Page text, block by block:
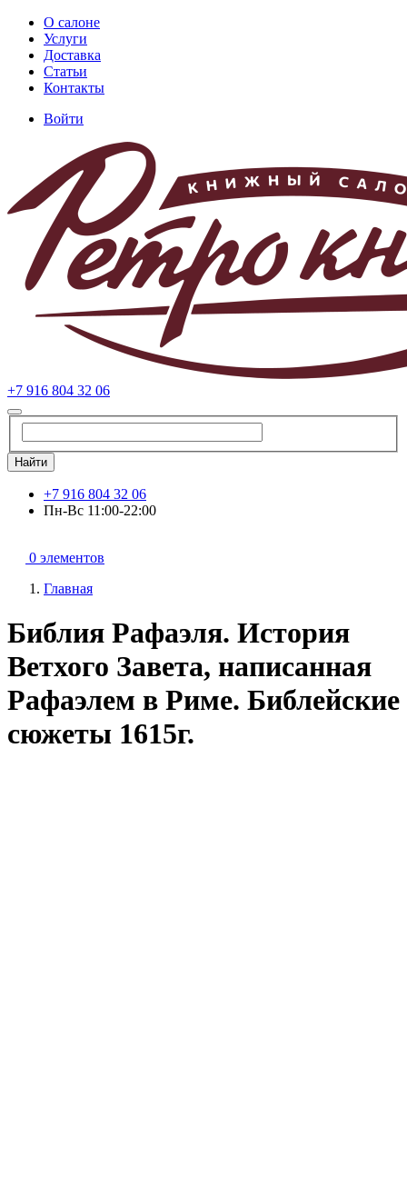
Перейти
основному
содержанию
Основная
навигация
О салоне
Услуги
Доставка
Статьи
Контакты
учётной
записи
пользователя
Войти
+7 916 804 32 06
Найти
+7 916 804 32 06
Пн-Вс 11:00-22:00
0 элементов
Главная
Библия Рафаэля. История
Ветхого Завета, написанная
Рафаэлем в Риме. Библейские
сюжеты 1615г.